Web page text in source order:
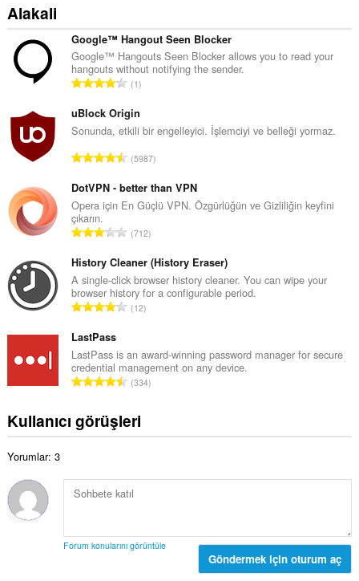
Alakali
Google™ Hangout Seen Blocker
Google™ Hangouts Seen Blocker allows you to read your
hangouts without notifying the sender.
T
p
l
m
y
s
a
y
ı
s
ı
:
1
uBlock Origin
Sonunda, etkili bir engelleyici. İşlemciyi ve belleği yormaz.
T
p
l
m
y
s
a
y
s
ı
:
5987
DotVPN - better than VPN
Opera için En Güçlü VPN. Özgürlüğün ve Gizliliğin keyfini
çıkarın.
T
p
l
a
m
s
a
y
s
ı
712
History Cleaner (History Eraser)
A single-click browser history cleaner. You can wipe your
browser history for a configurable period.
T
l
a
m
y
s
ı
s
12
LastPass
LastPass is an award-winning password manager for secure
credential management on any device.
T
l
o
y
y
334
Kullanıcı görüşleri
Yorumlar: 3
Forum konularını görüntüle
Göndermek için oturum aç